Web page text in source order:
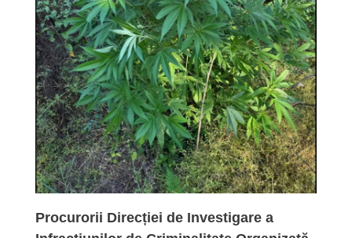
Procurorii Direcției de Investigare a